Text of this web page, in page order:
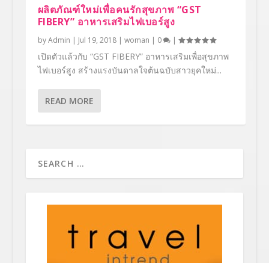
ผลิตภัณฑ์ใหม่เพื่อคนรักสุขภาพ “GST
FIBERY” อาหารเสริมไฟเบอร์สูง
byAdmin | Jul 19, 2018| woman | 0 |
เปิดตัวแล้วกับ “GST FIBERY” อาหารเสริมเพื่อสุขภาพ
ไฟเบอร์สูง สร้างแรงบันดาลใจต้นฉบับสาวยุคใหม่...
READ MORE